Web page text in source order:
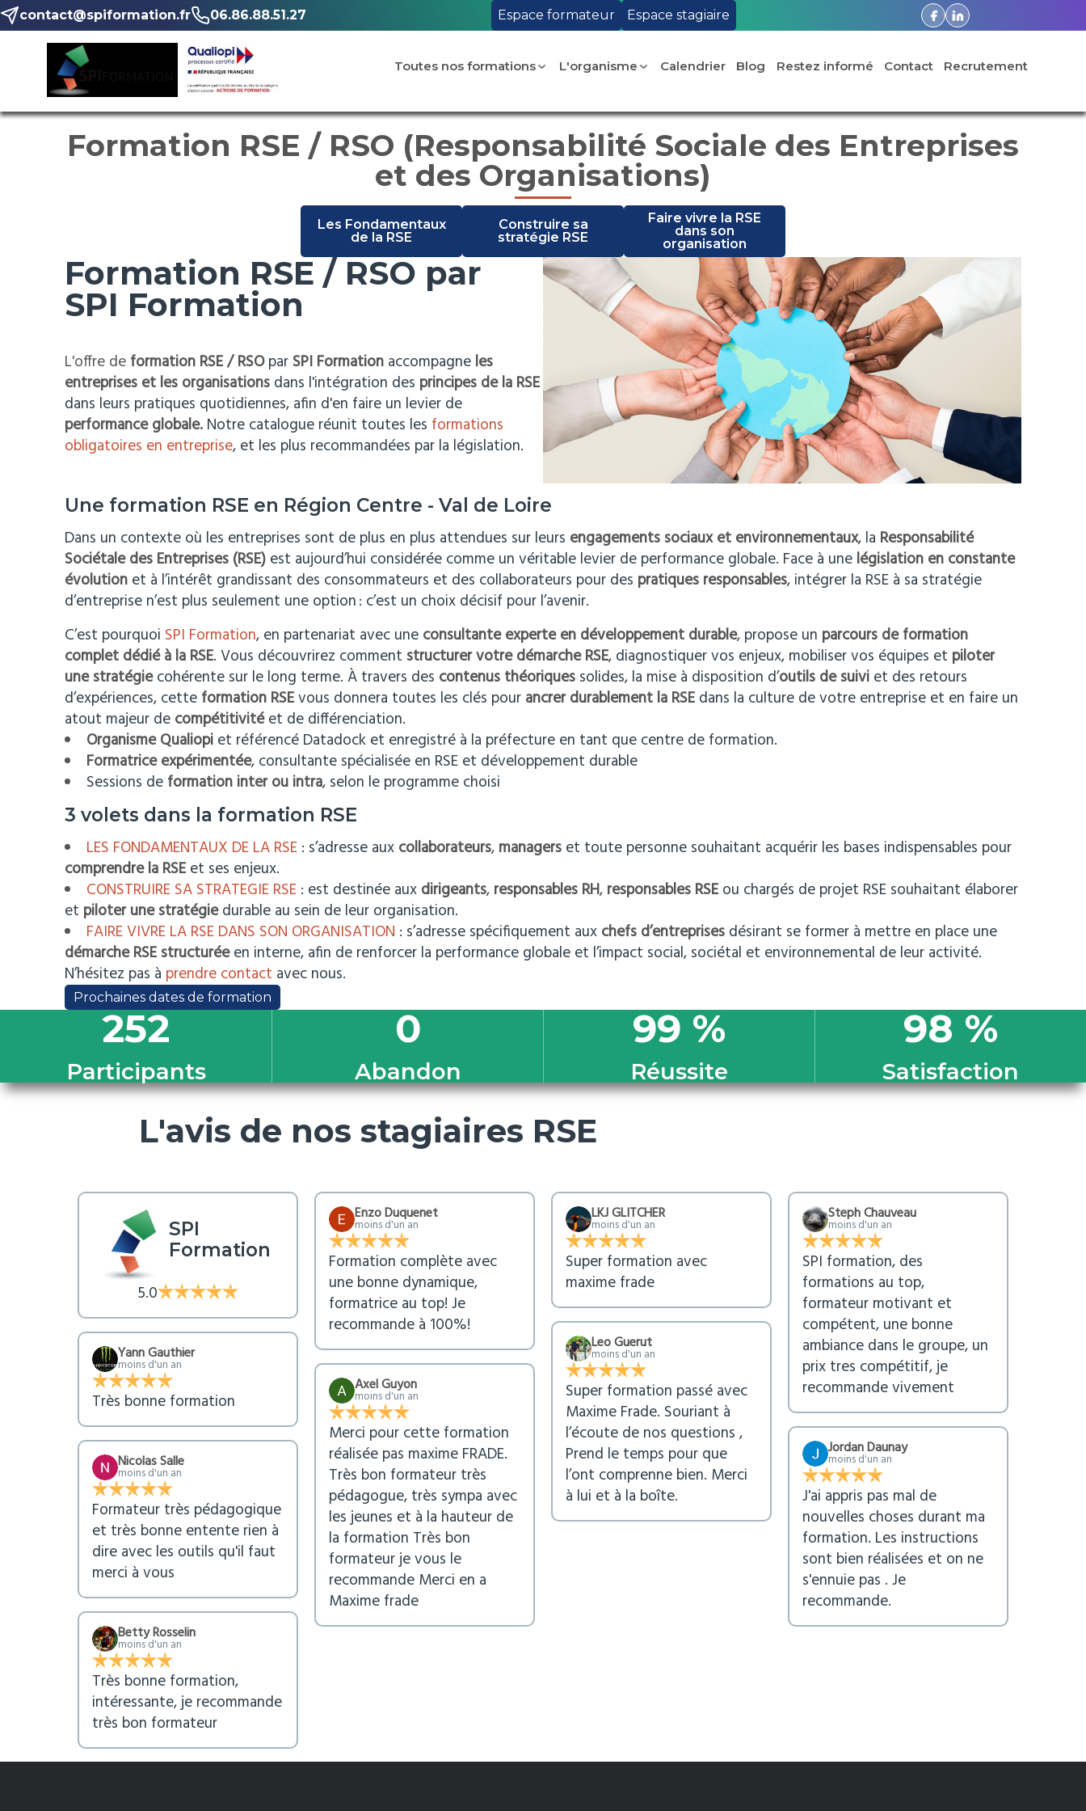
contact@spiformation.fr 06.86.88.51.27 Espace formateur Espace stagiaire
Toutes nos formations L'organisme Calendrier Blog Restez informé Contact Recrutement
Formation RSE / RSO (Responsabilité Sociale des Entreprises
et des Organisations)
Les Fondamentaux
de la RSE
Construire sa
stratégie RSE
Faire vivre la RSE
dans son
organisation
Formation RSE / RSO par
SPI Formation
L'offre de formation RSE / RSOpar SPI Formation accompagne les
entreprises et les organisations dans l'intégration des principes de la RSE
dans leurs pratiques quotidiennes, afin d'en faire un levier de
performance globale. Notre catalogue réunit toutes les formations
obligatoires en entreprise, et les plus recommandées par la législation.
Une formation RSE en Région Centre - Val de Loire
Dans un contexte où les entreprises sont de plus en plus attendues sur leurs engagements sociaux et environnementaux, la Responsabilité
Sociétale des Entreprises (RSE) est aujourd’hui considérée comme un véritable levier de performance globale. Face à une législation en constante
évolution et à l’intérêt grandissant des consommateurs et des collaborateurs pour des pratiques responsables, intégrer la RSE à sa stratégie
d’entreprise n’est plus seulement une option : c’est un choix décisif pour l’avenir.
C’est pourquoi SPI Formation, en partenariat avec une consultante experte en développement durable, propose un parcours de formation
complet dédié à la RSE. Vous découvrirez comment structurer votre démarche RSE, diagnostiquer vos enjeux, mobiliser vos équipes et piloter
une stratégiecohérente sur le long terme. À travers des contenus théoriques solides, la mise à disposition d’outils de suivi et des retours
d’expériences, cette formation RSEvous donnera toutes les clés pour ancrer durablement la RSE dans la culture de votre entreprise et en faire un
atout majeur de compétitivitéet de différenciation.
Organisme Qualiopi et référencé Datadock et enregistré à la préfecture en tant que centre de formation.
Formatrice expérimentée, consultante spécialisée en RSE et développement durable
Sessions de formation inter ou intra, selon le programme choisi
3 volets dans la formation RSE
LES FONDAMENTAUX DE LA RSE : s’adresse aux collaborateurs, managers et toute personne souhaitant acquérir les bases indispensables pour
comprendre la RSE et ses enjeux.
CONSTRUIRE SA STRATEGIE RSE : est destinée aux dirigeants, responsables RH, responsables RSE ou chargés de projet RSE souhaitant élaborer
et piloter une stratégiedurable au sein de leur organisation.
FAIRE VIVRE LA RSE DANS SON ORGANISATION : s’adresse spécifiquement aux chefs d’entreprises désirant se former à mettre en place une
démarche RSE structuréeen interne, afin de renforcer la performance globale et l’impact social, sociétal et environnemental de leur activité.
N’hésitez pas à prendre contact avec nous.
Prochaines dates de formation
252
Participants
0
Abandon
99 %
Réussite
98 %
Satisfaction
L'avis de nos stagiaires RSE
SPI
Formation
5.0
Yann Gauthier
moins d'un an
Très bonne formation
Nicolas Salle
moins d'un an
Formateur très pédagogique
et très bonne entente rien à
dire avec les outils qu'il faut
merci à vous
Betty Rosselin
moins d'un an
Très bonne formation,
intéressante, je recommande
très bon formateur
Enzo Duquenet
moins d'un an
Formation complète avec
une bonne dynamique,
formatrice au top! Je
recommande à 100%!
Axel Guyon
moins d'un an
Merci pour cette formation
réalisée pas maxime FRADE.
Très bon formateur très
pédagogue, très sympa avec
les jeunes et à la hauteur de
la formation Très bon
formateur je vous le
recommande Merci en a
Maxime frade
LKJ GLITCHER
moins d'un an
Super formation avec
maxime frade
Leo Guerut
moins d'un an
Super formation passé avec
Maxime Frade. Souriant à
l’écoute de nos questions ,
Prend le temps pour que
l’ont comprenne bien. Merci
à lui et à la boîte.
Steph Chauveau
moins d'un an
SPI formation, des
formations au top,
formateur motivant et
compétent, une bonne
ambiance dans le groupe, un
prix tres compétitif, je
recommande vivement
Jordan Daunay
moins d'un an
J'ai appris pas mal de
nouvelles choses durant ma
formation. Les instructions
sont bien réalisées et on ne
s'ennuie pas . Je
recommande.